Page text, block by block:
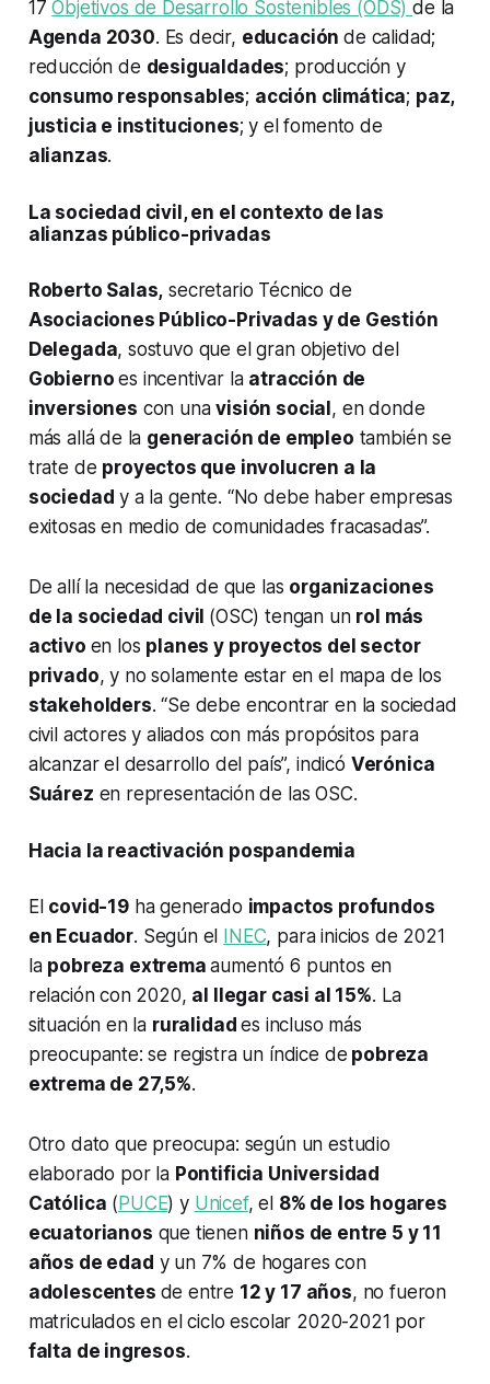
17Objetivos de Desarrollo Sostenibles (ODS)de la
Agenda 2030. Es decir, educaciónde calidad;
reducción de desigualdades; producción y
consumo responsables; acción climática; paz,
justicia e instituciones; y el fomento de
alianzas.
La sociedad civil, en el contexto de las
alianzas público-privadas
Roberto Salas, secretario Técnico de
Asociaciones Público-Privadas y de Gestión
Delegada, sostuvo que el gran objetivo del
Gobiernoes incentivar la atracción de
inversiones con unavisión social , en donde
más allá de la generación de empleo también se
trate de proyectos que involucren a la
sociedad y a la gente. “No debe haber empresas
exitosas en medio de comunidades fracasadas”.
De allí la necesidad de que las organizaciones
de la sociedad civil (OSC) tengan un rol más
activo en los planes y proyectos del sector
privado, y no solamente estar en el mapa de los
stakeholders. “Se debe encontrar en la sociedad
civil actores y aliados con más propósitos para
alcanzar el desarrollo del país”, indicó Verónica
Suárez en representación de las OSC.
Hacia la reactivación pospandemia
El covid-19ha generado impactos profundos
en Ecuador. Según el INEC, para inicios de 2021
la pobreza extremaaumentó 6 puntos en
relación con 2020, al llegar casi al 15%. La
situación en la ruralidades incluso más
preocupante: se registra un índice de pobreza
extrema de 27,5%.
Otro dato que preocupa: según un estudio
elaborado por la Pontificia Universidad
Católica ( PUCE) y Unicef, el 8% de los hogares
ecuatorianos que tienen niños de entre 5 y 11
años de edad y un 7% de hogares con
adolescentes de entre 12 y 17 años, no fueron
matriculados en el ciclo escolar 2020-2021 por
falta de ingresos.